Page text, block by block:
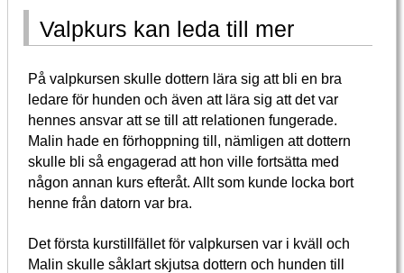
Valpkurs kan leda till mer
På valpkursen skulle dottern lära sig att bli en bra
ledare för hunden och även att lära sig att det var
hennes ansvar att se till att relationen fungerade.
Malin hade en förhoppning till, nämligen att dottern
skulle bli så engagerad att hon ville fortsätta med
någon annan kurs efteråt. Allt som kunde locka bort
henne från datorn var bra.
Det första kurstillfället för valpkursen var i kväll och
Malin skulle såklart skjutsa dottern och hunden till